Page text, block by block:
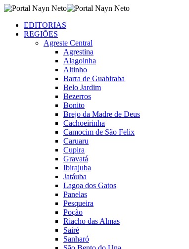
EDITORIAS
REGIÕES
Agreste Central
Agrestina
Alagoinha
Altinho
Barra de Guabiraba
Belo Jardim
Bezerros
Bonito
Brejo da Madre de Deus
Cachoeirinha
Camocim de São Felix
Caruaru
Cupira
Gravatá
Ibirajuba
Jatáuba
Lagoa dos Gatos
Panelas
Pesqueira
Poção
Riacho das Almas
Sairé
Sanharó